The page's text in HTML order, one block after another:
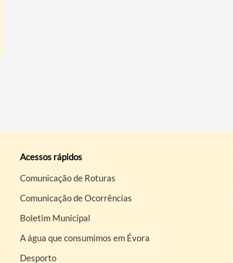
Acessos rápidos
Comunicação de Roturas
Comunicação de Ocorrências
Boletim Municipal
A água que consumimos em Évora
Desporto